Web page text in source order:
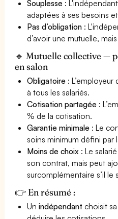
Souplesse :
adaptées à ses besoins
Pas d’obligation :
d’avoir une mutuelle,
🔹 Mutuelle collective —
en salon
Obligatoire :
à tous les salariés.
Cotisation partagée :
% de la cotisation.
Garantie minimale : Le
soins minimum défini par
Moins de choix : Le
son contrat, mais peut
surcomplémentaire s’il le
👉 En résumé :
Unindépendant choisit